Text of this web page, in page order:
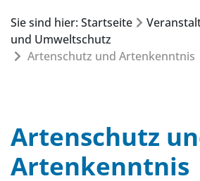
Sie sind hier: Startseite
und Umweltschutz
Artenschutz und Artenkenntnis
Artenschutz
Artenkenntnis